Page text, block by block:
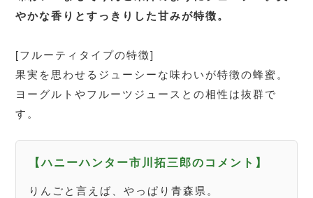
やかな香りとすっきりした甘みが特徴。
[フルーティタイプの特徴]
果実を思わせるジューシーな味わいが特徴の蜂蜜。
ヨーグルトやフルーツジュースとの相性は抜群で
す。
【ハニーハンター市川拓三郎のコメント】
りんごと言えば、やっぱり青森県。